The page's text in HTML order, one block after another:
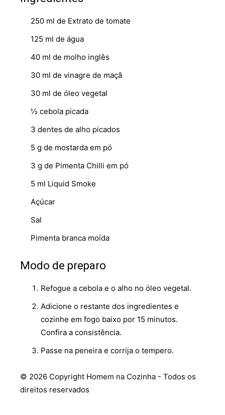
250 ml de Extrato de tomate
125 ml de água
40 ml de molho inglês
30 ml de vinagre de maçã
30 ml de óleo vegetal
½ cebola picada
3 dentes de alho picados
5 g de mostarda em pó
3 g de Pimenta Chilli em pó
5 ml Liquid Smoke
Açúcar
Sal
Pimenta branca moída
Modo de preparo
Refogue a cebola e o alho no óleo vegetal.
Adicione o restante dos ingredientes e
cozinhe em fogo baixo por 15 minutos.
Confira a consistência.
Passe na peneira e corrija o tempero.
© 2026 Copyright Homem na Cozinha - Todos os
direitos reservados